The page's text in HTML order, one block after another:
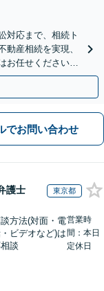
対応まで、相続ト
動産相続を実現、
お任せください。
でお問い合わせ
護士 東京都
方法(対面・電
ビデオなど)は
談
営業時
間：本日
定休日